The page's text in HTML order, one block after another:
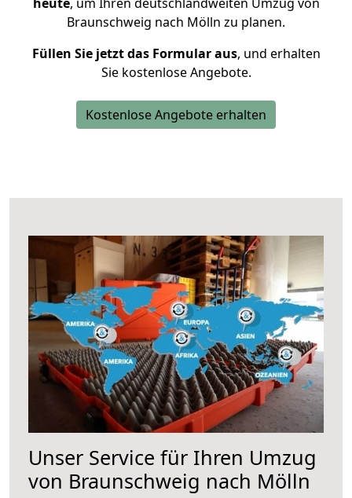
Braunschweig nach Mölln zu planen.
Füllen Sie jetzt das Formular aus, und erhalten
Sie kostenlose Angebote.
Kostenlose Angebote erhalten
Unser Service für Ihren Umzug
von Braunschweig nach Mölln